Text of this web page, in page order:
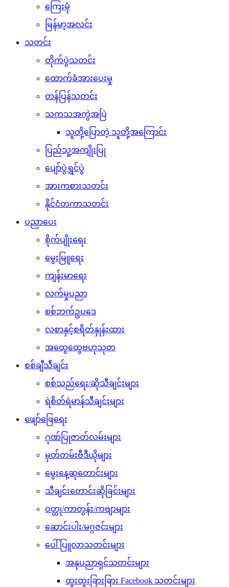
ကြေးမုံ
မြန်မာ့အလင်း
သတင်း
တိုက်ပွဲသတင်း
ထောက်ခံအားပေးမှု
တန်ပြန်သတင်း
သကသအကွဲအပြဲ
သူတို့ပြောတဲ့ သူတို့အကြောင်း
ပြည်သူ့အကျိုးပြု
ပျော်ပွဲရွှင်ပွဲ
အားကစားသတင်း
နိုင်ငံတကာသတင်း
ပညာပေး
စိုက်ပျိုးရေး
မွေးမြူရေး
ကျန်းမာရေး
လက်မှုပညာ
စစ်ဘက်ဥပဒေ
လစာနှင့်စရိတ်နှုန်းထား
အထွေထွေဗဟုသုတ
စစ်ချီသီချင်း
စစ်သည်ရေး/ဆိုသီချင်းများ
ရဲစိတ်ရဲမာန်သီချင်းများ
ဖျော်ဖြေရေး
ဂုဏ်ပြုဇာတ်လမ်းများ
မှတ်တမ်းဗီဒီယိုများ
မွေးနေ့ဆုတောင်းများ
သီချင်းတောင်းဆိုခြင်းများ
ဝတ္ထု/ကာတွန်း/ကဗျာများ
ဆောင်းပါး/မဂ္ဂဇင်းများ
ပေါ်ပြူလာသတင်းများ
အနုပညာရှင်သတင်းများ
ထူးထူးခြားခြား Facebook သတင်းများ